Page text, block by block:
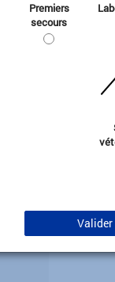
Premiers
secours
Valider